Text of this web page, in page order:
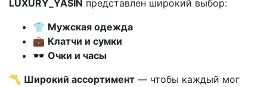
LUXURY_YASIN представлен широкий выбор:
👕 Мужская одежда
💼 Клатчи и сумки
🕶 Очки и часы
〽️ Широкий ассортимент — чтобы каждый мог